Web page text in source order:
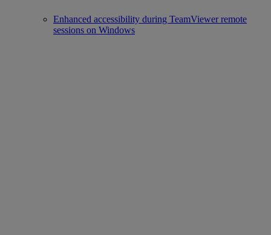
Enhanced accessibility during TeamViewer remote
sessions on Windows